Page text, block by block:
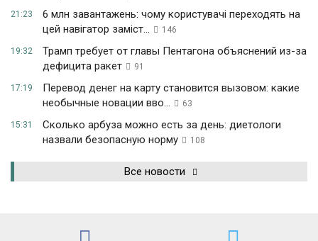
21:23
6 млн завантажень: чому користувачі переходять на
цей навігатор заміст...
146
19:32
Трамп требует от главы Пентагона объяснений из-за
дефицита ракет
91
17:19
Перевод денег на карту становится вызовом: какие
необычные новации вво...
63
15:31
Сколько арбуза можно есть за день: диетологи
назвали безопасную норму
108
Все новости